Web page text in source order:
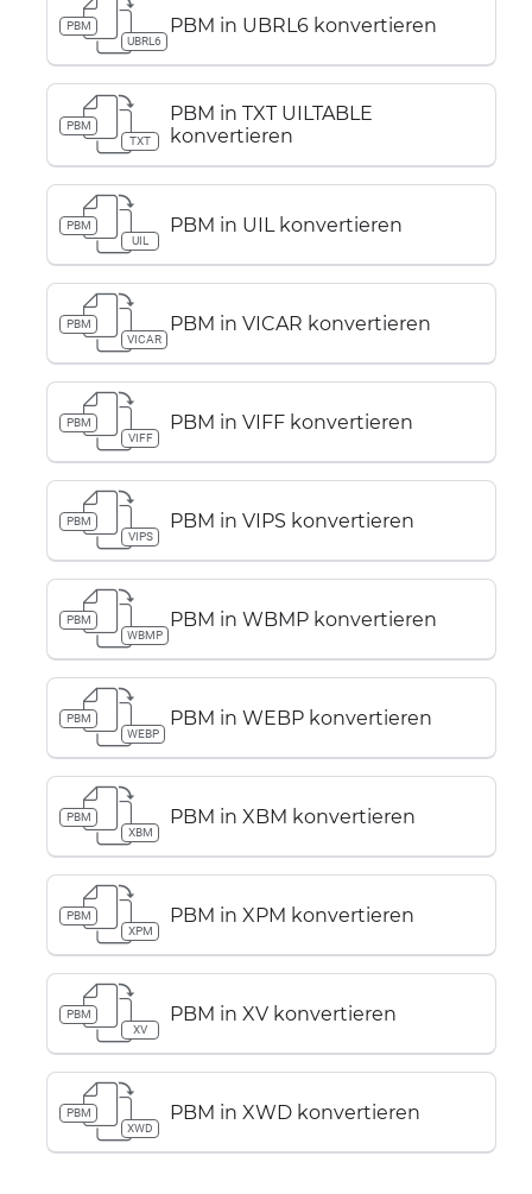
PBM
UBRL6
PBM in UBRL6 konvertieren
PBM
TXT
PBM in TXT UILTABLE
konvertieren
PBM
UIL
PBM in UIL konvertieren
PBM
VICAR
PBM in VICAR konvertieren
PBM
VIFF
PBM in VIFF konvertieren
PBM
VIPS
PBM in VIPS konvertieren
PBM
WBMP
PBM in WBMP konvertieren
PBM
WEBP
PBM in WEBP konvertieren
PBM
XBM
PBM in XBM konvertieren
PBM
XPM
PBM in XPM konvertieren
PBM
XV
PBM in XV konvertieren
PBM
XWD
PBM in XWD konvertieren